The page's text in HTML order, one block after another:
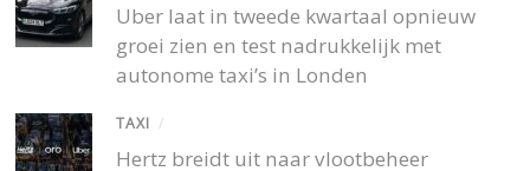
Uber laat in tweede kwartaal opnieuw
groei zien en test nadrukkelijk met
autonome taxi’s in Londen
TAXI /
Hertz breidt uit naar vlootbeheer